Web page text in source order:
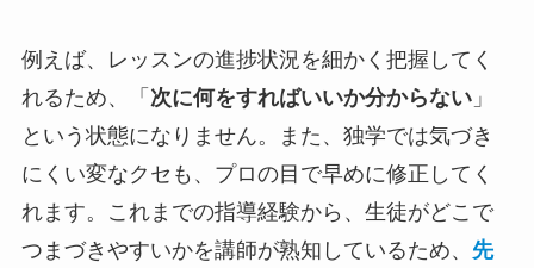
例えば、レッスンの進捗状況を細かく把握してく
れるため、「 次に何をすればいいか分からない」
という状態になりません。また、独学では気づき
にくい変なクセも、プロの目で早めに修正してく
れます。これまでの指導経験から、生徒がどこで
つまづきやすいかを講師が熟知しているため、 先